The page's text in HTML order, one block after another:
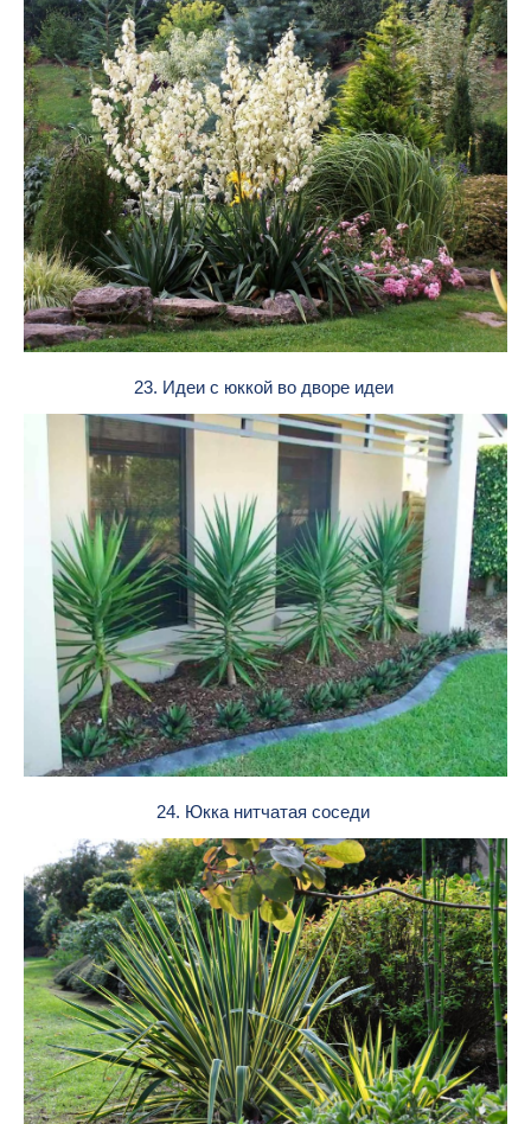
23. Идеи с юккой во дворе идеи
24. Юкка нитчатая соседи